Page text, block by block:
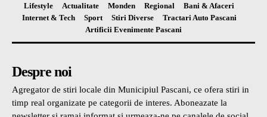
Lifestyle Actualitate Monden Regional
Bani & Afaceri
Internet & Tech
Sport Stiri Diverse
Tractari Auto Pascani
Artificii Evenimente Pascani
Despre noi
Agregator de stiri locale din Municipiul Pascani, ce ofera stiri in
timp real organizate pe categorii de interes. Aboneazate la